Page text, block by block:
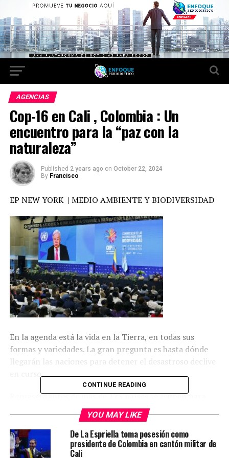
AGENCIAS
Cop-16 en Cali , Colombia : Un
encuentro para la “paz con la
naturaleza”
Published 2 years ago on October 22, 2024
By Francisco
EP NEW YORK | MEDIO AMBIENTE Y BIODIVERSIDAD
En la agenda está la vida en la Tierra, en todas sus
formas y variedades. La gran pregunta es hasta dónde
llegarán las naciones para detener el desastroso declive
en curso.
Representantes de más de 175 países se reúnen para
negociar respuestas, a partir del lunes en Cali, Colombia,
en lo que se espera que sea la mayor conferencia de las
Naciones Unidas sobre biodiversidad de la historia.
El desarrollo de las conversaciones en las próximas dos
CONTINUE READING
YOU MAY LIKE
De La Espriella toma posesión como
presidente de Colombia en cantón militar de
Cali